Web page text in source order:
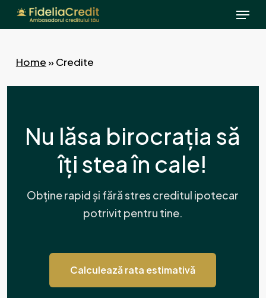
Skip
to
content
Menu
Home» Credite
Nu lăsa birocrația să
îți stea în cale!
Obține rapid și fără stres creditul ipotecar
potrivit pentru tine.
Calculează rata estimativă